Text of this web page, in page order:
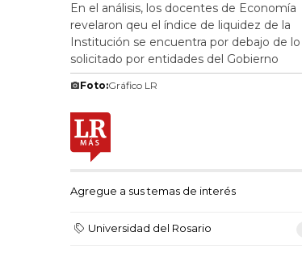
En el análisis, los docentes de Economía
revelaron qeu el índice de liquidez de la
Institución se encuentra por debajo de lo
solicitado por entidades del Gobierno
Foto:Gráfico LR
Agregue a sus temas de interés
Universidad del Rosario